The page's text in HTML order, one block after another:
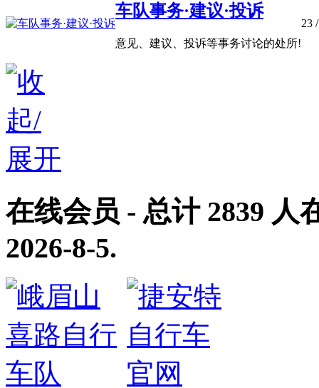
车队事务·建议·投诉
意见、建议、投诉等事务讨论的处所!
23
在线会员 - 总计 2839 人
2026-8-5.